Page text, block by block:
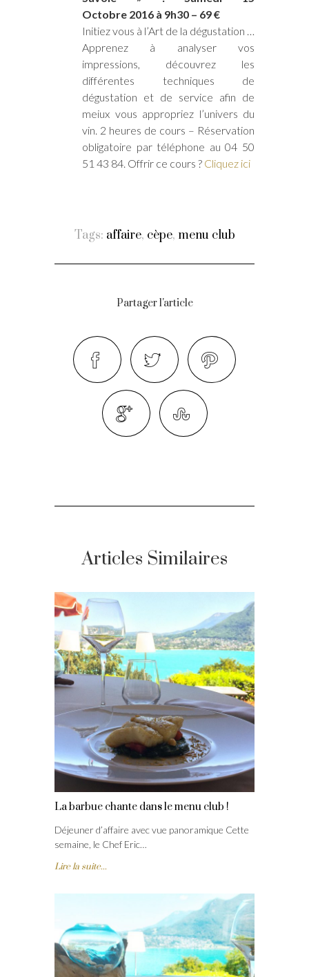
Octobre 2016 à 9h30 – 69 €
Initiez vous à l’Art de la dégustation …
Apprenez à analyser vos
impressions, découvrez les
différentes techniques de
dégustation et de service afin de
meiux vous appropriez l’univers du
vin. 2 heures de cours – Réservation
obligatoire par téléphone au 04 50
51 43 84. Offrir ce cours ? Cliquez ici
Tags: affaire, cèpe, menu club
Partager l'article
Articles Similaires
La barbue chante dans le menu club !
Déjeuner d’affaire avec vue panoramique Cette
semaine, le Chef Eric…
Lire la suite...